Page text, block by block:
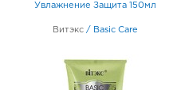
Увлажнение Защита 150мл
Витэкс / Basic Care